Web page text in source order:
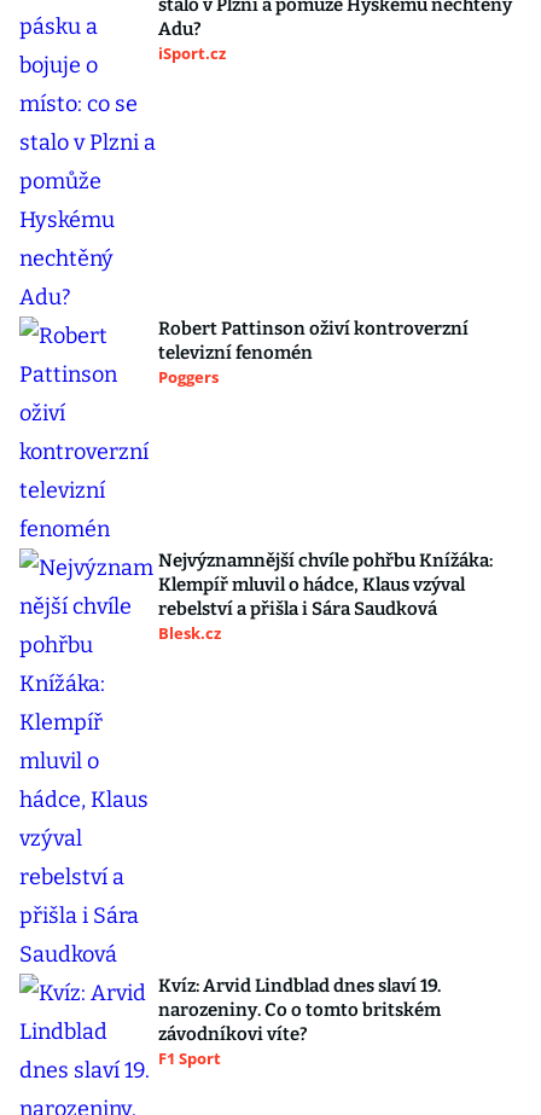
stalo v Plzni a pomůže Hyskému nechtěný
Adu?
iSport.cz
Robert Pattinson oživí kontroverzní
televizní fenomén
Poggers
Nejvýznamnější chvíle pohřbu Knížáka:
Klempíř mluvil o hádce, Klaus vzýval
rebelství a přišla i Sára Saudková
Blesk.cz
Kvíz: Arvid Lindblad dnes slaví 19.
narozeniny. Co o tomto britském
závodníkovi víte?
F1 Sport